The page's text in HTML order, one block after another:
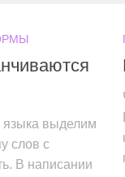
языка выделим
слов с
В написании